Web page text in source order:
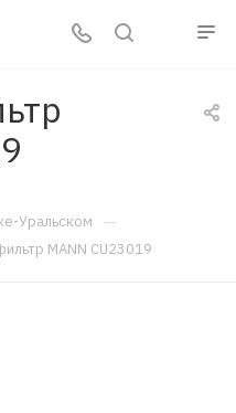
Уральском —
MANN CU23019